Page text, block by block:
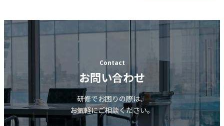
Contact
お問い合わせ
研修でお困りの際は、
お気軽にご相談ください。